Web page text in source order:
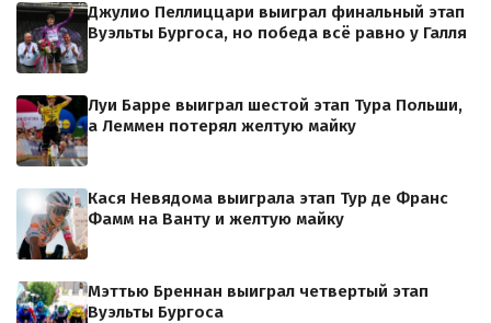
Джулио Пеллиццари выиграл финальный этап
Вуэльты Бургоса, но победа всё равно у Галля
Луи Барре выиграл шестой этап Тура Польши,
а Леммен потерял желтую майку
Кася Невядома выиграла этап Тур де Франс
Фамм на Ванту и желтую майку
Мэттью Бреннан выиграл четвертый этап
Вуэльты Бургоса